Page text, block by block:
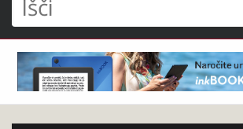
Išči
Milan